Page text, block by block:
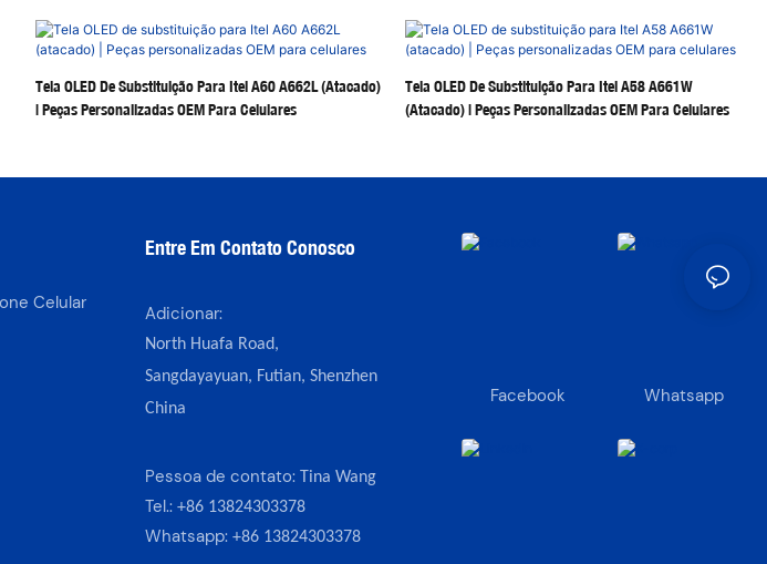
Tela OLED De Substituição Para Itel A60 A662L (atacado)
| Peças Personalizadas OEM Para Celulares
Tela OLED De Substituição Para Itel A58 A661W
(atacado) | Peças Personalizadas OEM Para Celulares
Celular
Entre Em Contato Conosco
Adicionar:
North Huafa Road,
Sangdayayuan, Futian, Shenzhen
China
Pessoa de contato: Tina Wang
Tel.: +86 13824303378
Whatsapp: +86 13824303378
Facebook Whatsapp